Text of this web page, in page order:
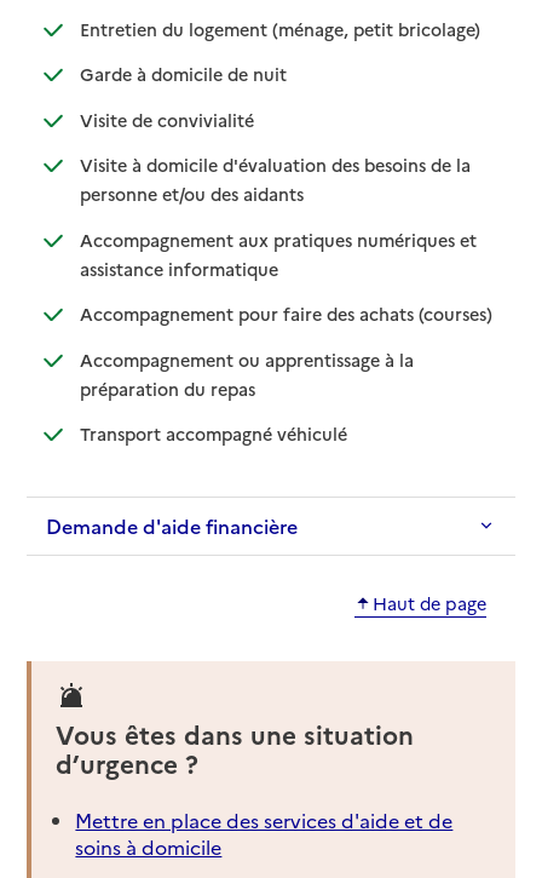
Entretien du logement (ménage, petit bricolage): disponible
: non
Garde à domicile de nuit: disponible
: non disponible
Visite de convivialité: disponible
: non disponible
Visite à domicile d'évaluation des besoins de la
personne et/ou des aidants: disponible
: non disponible
Accompagnement aux pratiques numériques et
assistance informatique: disponible
: non disponible
Accompagnement pour faire des achats (courses)
:
: non
Accompagnement ou apprentissage à la
préparation du repas: disponible
: non disponible
Transport accompagné véhiculé: disponible
: non disponible
Demande d'aide financière
Haut de page
Vous êtes dans une situation
d’urgence ?
Mettre en place des services d'aide et de
soins à domicile